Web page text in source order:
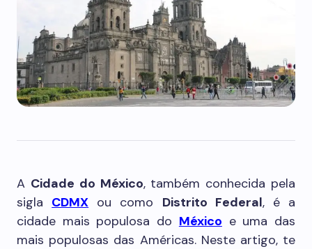
A Cidade do México, também conhecida pela
sigla CDMX ou como Distrito Federal, é a
cidade mais populosa do México e uma das
mais populosas das Américas. Neste artigo, te